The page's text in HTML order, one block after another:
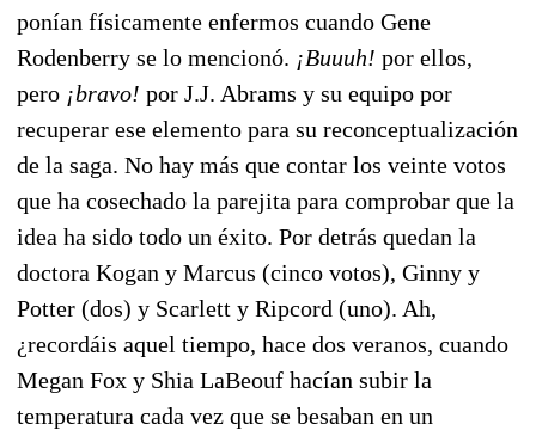
ponían físicamente enfermos cuando Gene
Rodenberry se lo mencionó. ¡Buuuh! por ellos,
pero ¡bravo! por J.J. Abrams y su equipo por
recuperar ese elemento para su reconceptualización
de la saga. No hay más que contar los veinte votos
que ha cosechado la parejita para comprobar que la
idea ha sido todo un éxito. Por detrás quedan la
doctora Kogan y Marcus (cinco votos), Ginny y
Potter (dos) y Scarlett y Ripcord (uno). Ah,
¿recordáis aquel tiempo, hace dos veranos, cuando
Megan Fox y Shia LaBeouf hacían subir la
temperatura cada vez que se besaban en un